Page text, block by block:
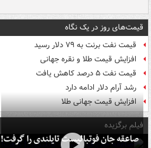
قیمت‌های روز در یک نگاه
قیمت نفت برنت به ۷۹ دلار رسید
افزایش قیمت طلا و نقره جهانی
قیمت نفت ۵ درصد کاهش یافت
رشد آرام دلار ادامه دارد
افزایش قیمت جهانی طلا
فیلم برگزیده
صاعقه جان فوتبالیست تایلندی را گرفت!